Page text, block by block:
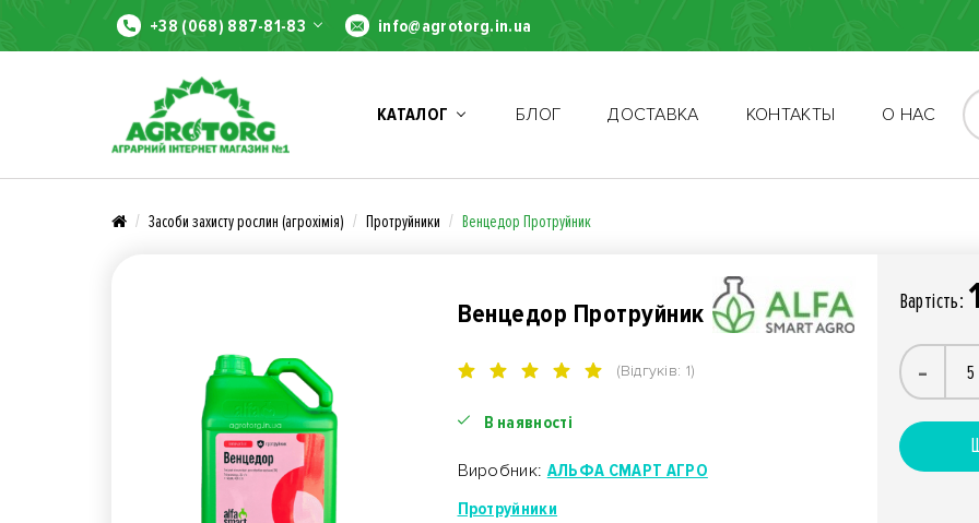
+38 (068) 887-81-83 info@agrotorg.in.ua
КАТАЛОГ БЛОГ ДОСТАВКА КОНТАКТЫ О НАС
Засоби захисту рослин (агрохімія) Протруйники Венцедор Протруйник
Венцедор Протруйник
(Відгуків: 1)
В наявності
Виробник: АЛЬФА СМАРТ АГРО
Протруйники
Вартiсть:
-